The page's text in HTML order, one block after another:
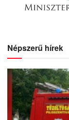
Népszerű hírek